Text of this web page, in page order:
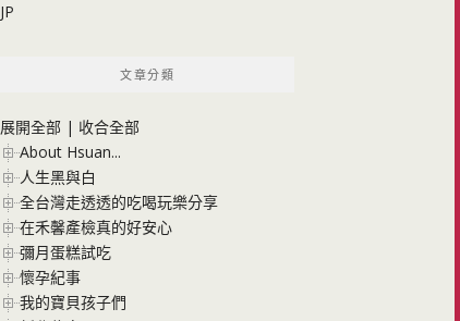
JP
文章分類
展開全部 | 收合全部
About Hsuan...
人生黑與白
全台灣走透透的吃喝玩樂分享
在禾馨產檢真的好安心
彌月蛋糕試吃
懷孕紀事
我的寶貝孩子們